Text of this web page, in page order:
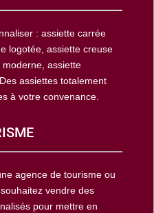
: assiette carrée
logotée, assiette creuse
assiette
assiettes totalement
à votre convenance.
agence de tourisme ou
vendre des
pour mettre en